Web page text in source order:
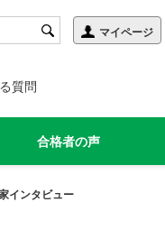
質問
合格者の声
インタビュー